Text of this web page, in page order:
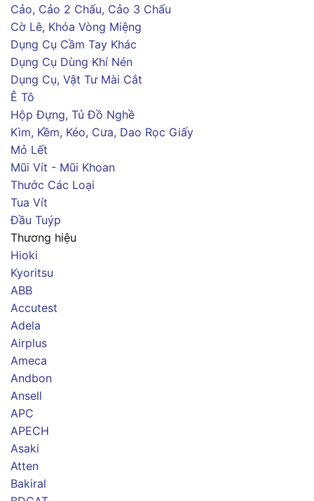
Cảo, Cảo 2 Chấu, Cảo 3 Chấu
Cờ Lê, Khóa Vòng Miệng
Dụng Cụ Cầm Tay Khác
Dụng Cụ Dùng Khí Nén
Dụng Cụ, Vật Tư Mài Cắt
Ê Tô
Hộp Đựng, Tủ Đồ Nghề
Kìm, Kềm, Kéo, Cưa, Dao Rọc Giấy
Mỏ Lết
Mũi Vít - Mũi Khoan
Thước Các Loại
Tua Vít
Đầu Tuýp
Thương hiệu
Hioki
Kyoritsu
ABB
Accutest
Adela
Airplus
Ameca
Andbon
Ansell
APC
APECH
Asaki
Atten
Bakiral